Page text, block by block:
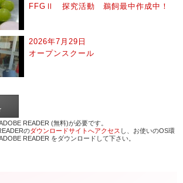
FFGⅡ 探究活動 鵜飼最中作成中！
2026年7月29日
オープンスクール
READER (無料)が必要です。
のダウンロードサイトへアクセス し、お使いのOS環
READER をダウンロードして下さい。